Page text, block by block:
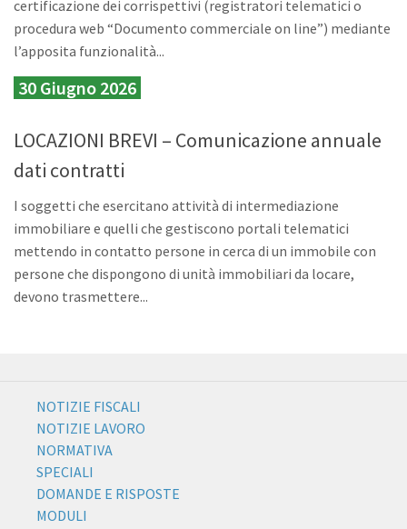
certificazione dei corrispettivi (registratori telematici o
procedura web “Documento commerciale on line”) mediante
l’apposita funzionalità...
30 Giugno 2026
LOCAZIONI BREVI – Comunicazione annuale
dati contratti
I soggetti che esercitano attività di intermediazione
immobiliare e quelli che gestiscono portali telematici
mettendo in contatto persone in cerca di un immobile con
persone che dispongono di unità immobiliari da locare,
devono trasmettere...
NOTIZIE FISCALI
NOTIZIE LAVORO
NORMATIVA
SPECIALI
DOMANDE E RISPOSTE
MODULI